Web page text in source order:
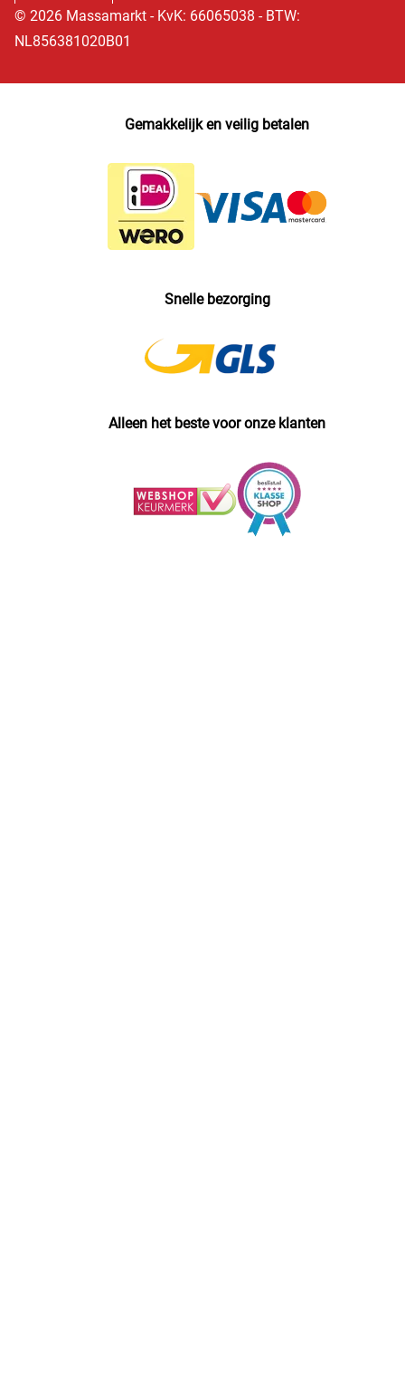
© 2026 Massamarkt - KvK: 66065038 - BTW:
NL856381020B01
Gemakkelijk en veilig betalen
Snelle bezorging
Alleen het beste voor onze klanten